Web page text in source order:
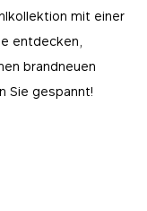
mit einer
entdecken,
brandneuen
Sie gespannt!